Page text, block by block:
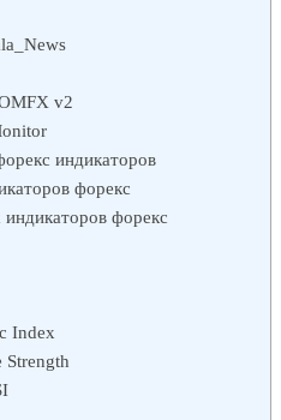
v2
индикаторов
форекс
индикаторов форекс
Index
Strength